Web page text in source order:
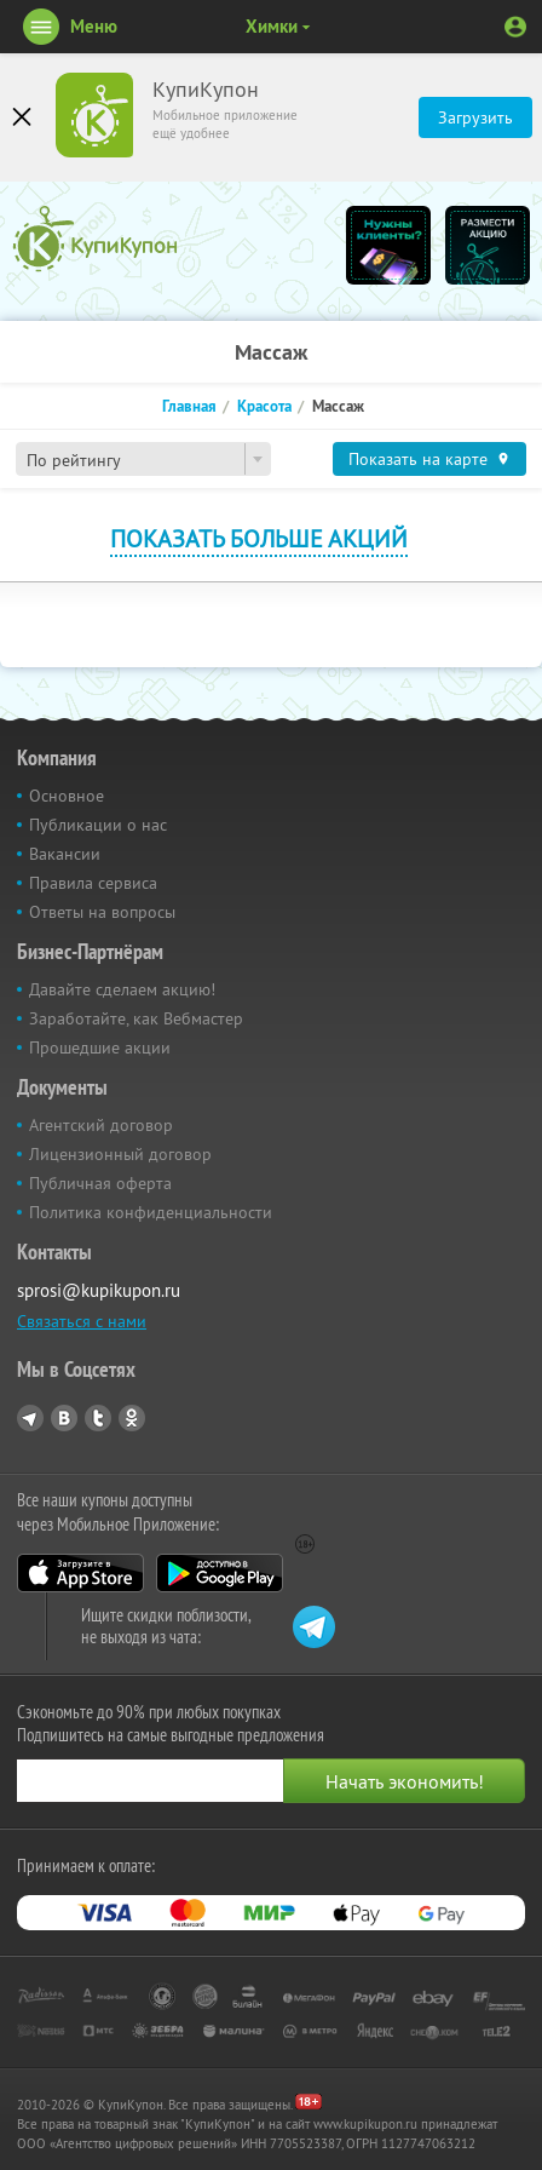
КупиКупон
Мобильное приложение
ещё удобнее
Загрузить
Меню Химки
Массаж
По рейтингу
Главная Красота Массаж
Показать на карте
ПОКАЗАТЬ БОЛЬШЕ АКЦИЙ
Компания
Основное
Публикации о нас
Вакансии
Правила сервиса
Ответы на вопросы
Бизнес-Партнёрам
Давайте сделаем акцию!
Заработайте, как Вебмастер
Прошедшие акции
Документы
Агентский договор
Лицензионный договор
Публичная оферта
Политика конфиденциальности
Контакты
sprosi@kupikupon.ru
Связаться с нами
Мы в Соцсетях
Все наши купоны доступны
через Мобильное Приложение:
Ищите скидки поблизости,
не выходя из чата:
Сэкономьте до 90% при любых покупках
Подпишитесь на самые выгодные предложения
Принимаем к оплате:
2010-2026 © КупиКупон. Все права защищены.
Все права на товарный знак "КупиКупон" и на сайт www.kupikupon.ru принадлежат
OOO «Агентство цифровых решений» ИНН 7705523387, ОГРН 1127747063212